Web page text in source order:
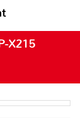
X215